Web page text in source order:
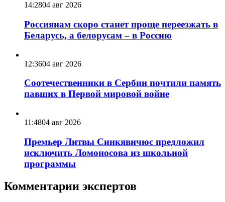
14:2804 авг 2026
Россиянам скоро станет проще переезжать в
Беларусь, а белорусам – в Россию
12:3604 авг 2026
Соотечественники в Сербии почтили память
павших в Первой мировой войне
11:4804 авг 2026
Премьер Литвы Синкявичюс предложил
исключить Ломоносова из школьной
программы
Комментарии экспертов